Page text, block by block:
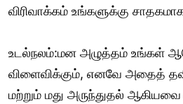
விரிவாக்கம் உங்களுக்கு
உடல்நலம்:மன அழுத்தம் உங்கள்
விளைவிக்கும், எனவே அதைத்
மற்றும் மது அருந்துதல்